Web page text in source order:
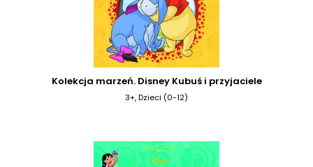
Kolekcja marzeń. Disney Kubuś i przyjaciele
3+, Dzieci (0-12)